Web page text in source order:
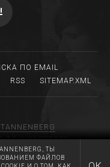
ПО EMAIL
RSS SITEMAP.XML
TO WORDPRESS
MEDIA
A.T.
ТЫ
ФАЙЛОВ